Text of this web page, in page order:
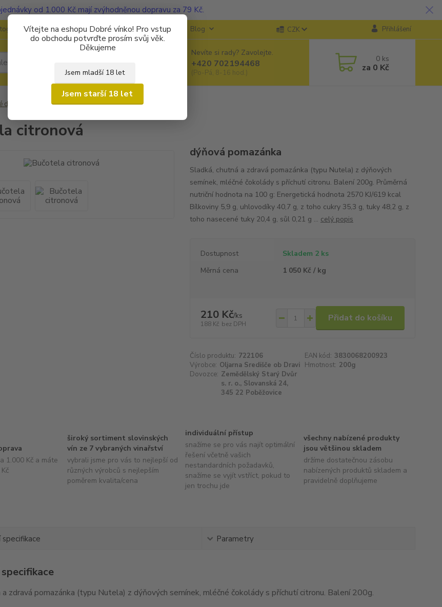
od 1.000 Kč mají zvýhodněnou dopravu za 79 Kč.
Vítejte na eshopu Dobré vínko! Pro vstup
do obchodu potvrďte prosím svůj věk.
Děkujeme
Jsem mladší 18 let
Jsem starší 18 let
Kontakty Ochrana soukromí O vinařstvích Blog CZK Přihlášení
Nevíte si rady? Zavolejte.
+420 702194468
(Po-Pá, 8-16 hod.)
0 ks
za 0 Kč
dobroty ostatní Bučotela citronová
citronová
dýňová pomazánka
Sladká, chutná a zdravá pomazánka (typu Nutela) z dýňových
semínek, mléčné čokolády s příchutí citronu. Balení 200g. Průměrná
nutriční hodnota na 100 g: Energetická hodnota 2570 KJ/619 kcal
Bílkoviny 5,9 g, uhlovodíky 40,7 g, z toho cukry 35,3 g, tuky 48,2 g, z
toho nasecené tuky 20,4 g, sůl 0,21 g ... celý popis
Dostupnost
Skladem 2 ks
Měrná cena
1 050 Kč / kg
210 Kč/ks
188 Kč bez DPH
Přidat do košíku
Číslo produktu: 722106 EAN kód: 3830068200923
Výrobce: Oljarna Središče ob Dravi Hmotnost: 200g
Dovozce: Zemědělský Starý Dvůr
s. r. o., Slovanská 24,
345 22 Poběžovice
1.000 Kč a máte
široký sortiment slovinských
vín ze 7 vybraných vinařství
vybrali jsme pro vás to nejlepší od
různých výrobců s nejlepším
poměrem kvalita/cena
individuální přístup
snažíme se pro vás najít optimální
řešení včetně vašich
nestandardních požadavků,
snažíme se vyjít vstříct, pokud to
jen trochu jde
všechny nabízené produkty
jsou většinou skladem
držíme dostatečnou zásobu
nabízených produktů skladem a
pravidelně doplňujeme
Parametry
a zdravá pomazánka (typu Nutela) z dýňových semínek, mléčné čokolády s příchutí citronu. Balení 200g.